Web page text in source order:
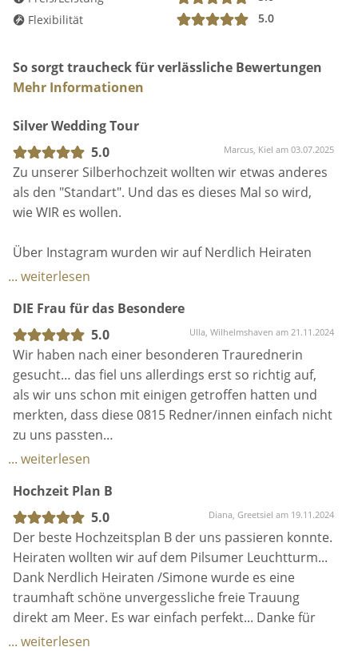
mit „Es war einmal..“, aber enden definitiv immer mit
Flexibilität
5.0
So sorgt traucheck für verlässliche Bewertungen
Mehr Informationen
Silver Wedding Tour
5.0
Marcus, Kiel am 03.07.2025
Zu unserer Silberhochzeit wollten wir etwas anderes
als den "Standart". Und das es dieses Mal so wird,
wie WIR es wollen.
Über Instagram wurden wir auf Nerdlich Heiraten
aufmerksam und die Mischung aus Nerd und
So nahmen wir Kontakt auf, trafen uns zu einem
Vorgespräch und entschieden recht schnell, das
Simone die Person war, welche die Erneuerung
unseres Eheversprechens durchführen sollte.
Simone machte es sehr persönlich, bezog unsere
Vertrauenspersonen mit ein und erschuf eine Rede,
und emotional einfing und die (ehemalige)
Trauzeugin zum Weinen brachte.
Unsere Gäste fanden die Zeremonie ebenfalls
wunderschön.
Im Grunde fehlen uns aber die Worte, um der
Trauung und vorallem Simone gerecht zu werden.
... weiterlesen
DIE Frau für das Besondere
5.0
Ulla, Wilhelmshaven am 21.11.2024
Wir haben nach einer besonderen Traurednerin
gesucht… das fiel uns allerdings erst so richtig auf,
als wir uns schon mit einigen getroffen hatten und
merkten, dass diese 0815 Redner/innen einfach nicht
zu uns passten…
Wir wollten eine romantische aber keinesfalls
Und dann lernten wir durch einen sehr glücklichen
Zufall Simone kennen ❤️
Liebe auf den ersten Blick 💕
Ihre Art und vorallem die Mühe die sie sich gab
unseren Tag genauso zu gestalten wir wir es uns
gewünscht haben, war total herausragend.
Man merkt das Simone ihre Sache wirklich mit
Herzblut macht ❤️
... weiterlesen
Hochzeit Plan B
5.0
Diana, Greetsiel am 19.11.2024
Der beste Hochzeitsplan B der uns passieren konnte.
Heiraten wollten wir auf dem Pilsumer Leuchtturm...
Dank Nerdlich Heiraten /Simone wurde es eine
traumhaft schöne unvergessliche freie Trauung
direkt am Meer. Es war einfach perfekt... Danke für
deine Freundschaft liebe Simone.
... weiterlesen